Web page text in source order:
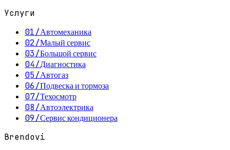
Услуги
01/Автомеханика
02/Малый сервис
03/Большой сервис
04/Диагностика
05/Автогаз
06/Подвеска и тормоза
07/Техосмотр
08/Автоэлектрика
09/Сервис кондиционера
Brendovi